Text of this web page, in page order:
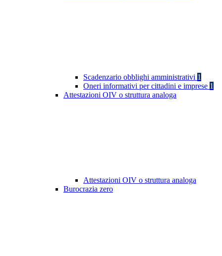
Scadenzario obblighi amministrativi 1
Oneri informativi per cittadini e imprese 1
Attestazioni OIV o struttura analoga
Attestazioni OIV o struttura analoga
Burocrazia zero